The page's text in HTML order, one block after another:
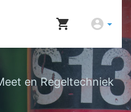
shopping_cart account_circle
en Regeltechniek